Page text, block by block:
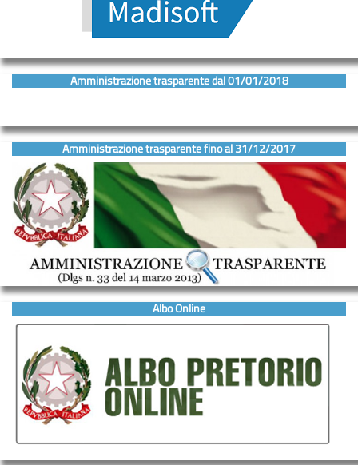
Contatti
Segreteria
–
Amministrazione trasparente dal 01/01/2018
Amministrazione trasparente fino al 31/12/2017
Albo Online